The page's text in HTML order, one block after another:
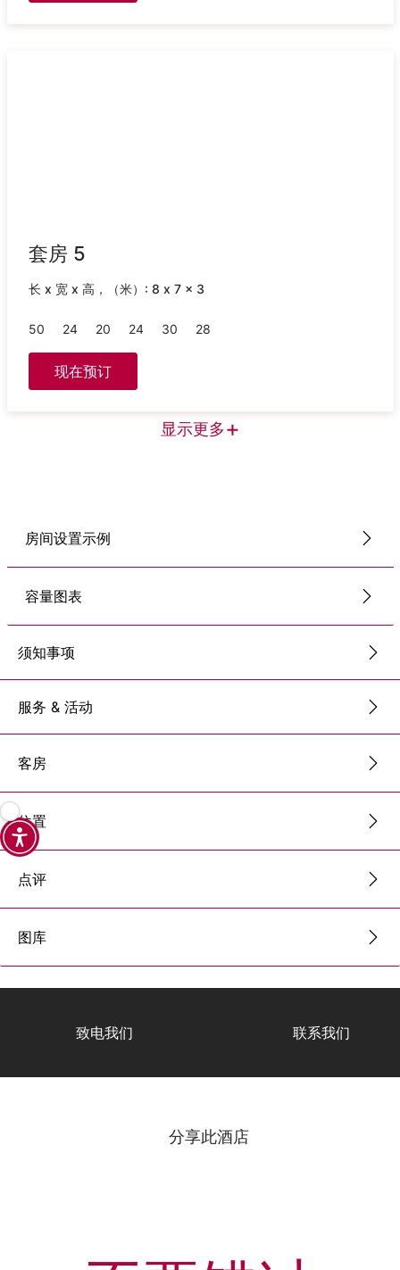
套房 5
长 x 宽 x 高，（米）: 8 x 7 x 3
50 24 20 24 30 28
现在预订
显示更多+
房间设置示例
容量图表
须知事项
服务 & 活动
客房
位置
点评
图库
致电我们 联系我们
分享此酒店